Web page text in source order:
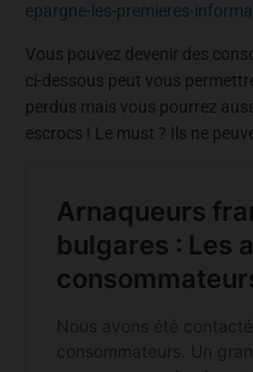
epargne-les-premieres-
Vous pouvez devenir des
ci-dessous peut vous
perdus mais vous pourrez
escrocs ! Le must ? Ils ne